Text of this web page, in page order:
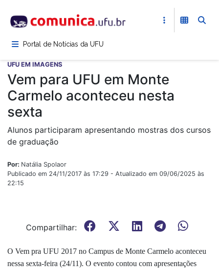
para
conteúdoPortal de Notícias da UFU
UFU EM IMAGENS
Vem para UFU em Monte
Carmelo aconteceu nesta
sexta
Alunos participaram apresentando mostras dos cursos
de graduação
Por: Natália Spolaor
Publicado em 24/11/2017 às 17:29 - Atualizado em 09/06/2025 às
22:15
Compartilhar:
O Vem pra UFU 2017 no Campus de Monte Carmelo aconteceu
nessa sexta-feira (24/11). O evento contou com apresentações